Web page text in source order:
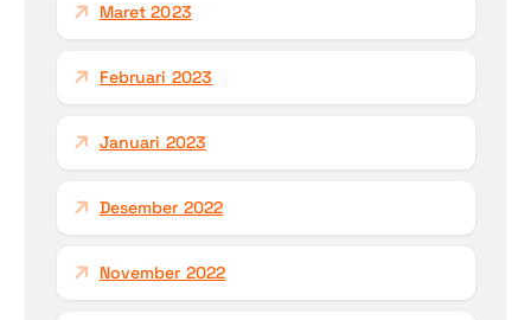
Maret 2023
Februari 2023
Januari 2023
Desember 2022
November 2022